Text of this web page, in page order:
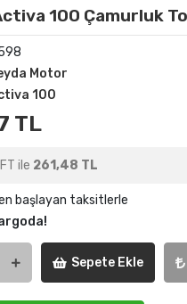
100 Çamurluk
Motor
100
TL
ile 261,48 TL
başlayan taksitlerle
Sepete Ekle